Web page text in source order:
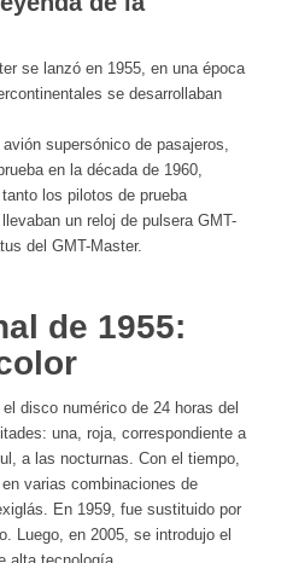
se lanzó en 1955, en una época
se desarrollaban
supersónico de pasajeros,
en la década de 1960,
los pilotos de prueba
un reloj de pulsera GMT-
del GMT-Master.
de 1955:
disco numérico de 24 horas del
una, roja, correspondiente a
a las nocturnas. Con el tiempo,
varias combinaciones de
En 1959, fue sustituido por
Luego, en 2005, se introdujo el